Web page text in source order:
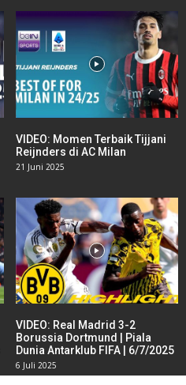
VIDEO: Momen Terbaik Tijjani
Reijnders di AC Milan
21 Juni 2025
VIDEO: Real Madrid 3-2
Borussia Dortmund | Piala
Dunia Antarklub FIFA | 6/7/2025
6 Juli 2025